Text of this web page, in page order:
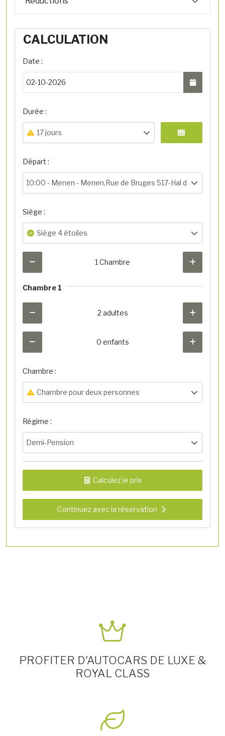
CALCULATION
Date :
Durée :
17 jours
Départ :
10:00 - Menen - Menen,Rue de Bruges 517-Hal de départ
Siège :
Siège 4 étoiles
1 Chambre
Chambre 1
2 adultes
0 enfants
Chambre :
Chambre pour deux personnes
Régime :
Demi-Pension
Calculez le prix
Continuez avec la réservation
PROFITER D'AUTOCARS DE LUXE &
ROYAL CLASS